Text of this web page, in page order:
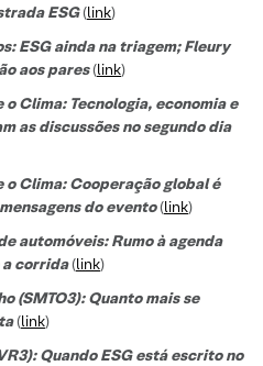
ESG(link)
ESG ainda na triagem; Fleury
aos pares(link)
Clima: Tecnologia, economia e
as discussões no segundo dia
Clima: Cooperação global é
do evento(link)
automóveis: Rumo à agenda
a corrida(link)
(SMTO3): Quanto mais se
(link)
Quando ESG está escrito no